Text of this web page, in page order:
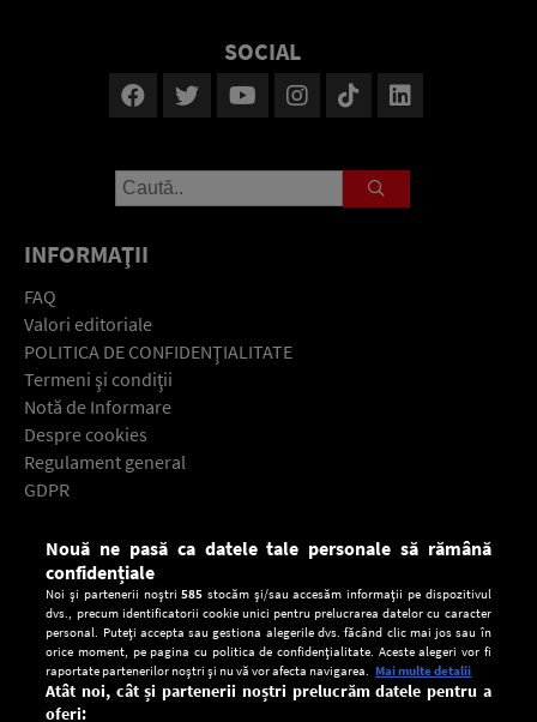
SOCIAL
INFORMAŢII
FAQ
Valori editoriale
POLITICA DE CONFIDENŢIALITATE
Termeni şi condiţii
Notă de Informare
Despre cookies
Regulament general
GDPR
Descarcă gratuit aplicaţia Europa FM pentru smartphone:
Nouă ne pasă ca datele tale personale să rămână
confidențiale
Noi și partenerii noștri585 stocăm și/sau accesăm informații pe dispozitivul
dvs., precum identificatorii cookie unici pentru prelucrarea datelor cu caracter
personal. Puteți accepta sau gestiona alegerile dvs. făcând clic mai jos sau în
orice moment, pe pagina cu politica de confidențialitate. Aceste alegeri vor fi
raportate partenerilor noștri și nu vă vor afecta navigarea. Mai multe detalii
Atât noi, cât și partenerii noștri prelucrăm datele pentru a
oferi: